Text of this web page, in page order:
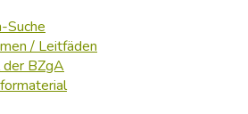
Suche
/ Leitfäden
BZgA